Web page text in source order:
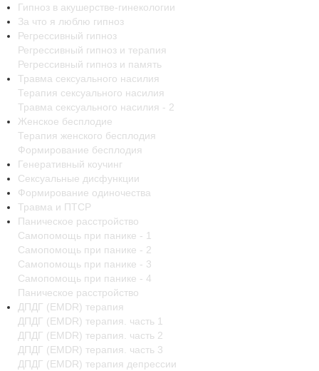
Гипноз в акушерстве-гинекологии
За что я люблю гипноз
Регрессивный гипноз
Регрессивный гипноз и терапия
Регрессивный гипноз и память
Травма сексуального насилия
Терапия сексуального насилия
Травма сексуального насилия - 2
Женское бесплодие
Терапия женского бесплодия
Формирование бесплодия
Генеративный коучинг
Сексуальные дисфункции
Формирование одиночества
Травма и ПТСР
Паническое расстройство
Самопомощь при панике - 1
Самопомощь при панике - 2
Самопомощь при панике - 3
Самопомощь при панике - 4
Паническое расстройство
ДПДГ (EMDR) терапия
ДПДГ (EMDR) терапия. часть 1
ДПДГ (EMDR) терапия. часть 2
ДПДГ (EMDR) терапия. часть 3
ДПДГ (EMDR) терапия депрессии